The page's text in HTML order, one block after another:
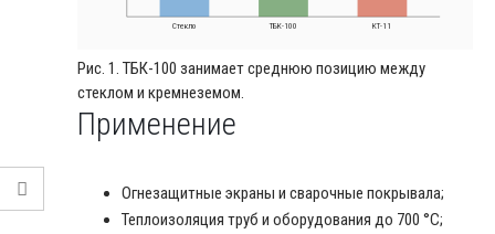
Стекло ТБК-100 КТ-11
Рис. 1. ТБК-100 занимает среднюю позицию между
стеклом и кремнеземом.
Применение
Огнезащитные экраны и сварочные покрывала;
Теплоизоляция труб и оборудования до 700 °C;